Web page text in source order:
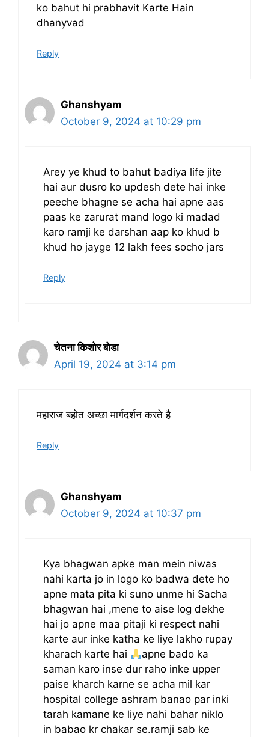
ko bahut hi prabhavit Karte Hain
dhanyvad
Reply
Ghanshyam
October 9, 2024 at 10:29 pm
Arey ye khud to bahut badiya life jite
hai aur dusro ko updesh dete hai inke
peeche bhagne se acha hai apne aas
paas ke zarurat mand logo ki madad
karo ramji ke darshan aap ko khud b
khud ho jayge 12 lakh fees socho jars
Reply
चेतना किशोर बोडा
April 19, 2024 at 3:14 pm
महाराज बहोत अच्छा मार्गदर्शन करते है
Reply
Ghanshyam
October 9, 2024 at 10:37 pm
Kya bhagwan apke man mein niwas
nahi karta jo in logo ko badwa dete ho
apne mata pita ki suno unme hi Sacha
bhagwan hai ,mene to aise log dekhe
hai jo apne maa pitaji ki respect nahi
karte aur inke katha ke liye lakho rupay
kharach karte hai
apne bado ka
saman karo inse dur raho inke upper
paise kharch karne se acha mil kar
hospital college ashram banao par inki
tarah kamane ke liye nahi bahar niklo
in babao kr chakar se.ramji sab ke